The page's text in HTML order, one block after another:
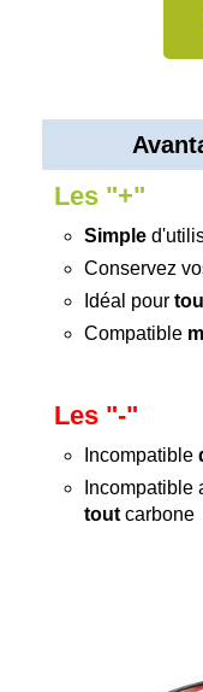
Les "+"
Simple
Conservez
Idéal pour
Compatible
Les "-"
Incompatible
Incompatible
tout carbone